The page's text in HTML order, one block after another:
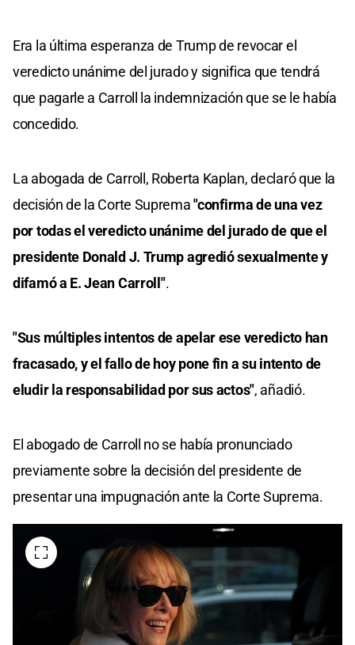
Era la última esperanza de Trump de revocar el
veredicto unánime del jurado y significa que tendrá
que pagarle a Carroll la indemnización que se le había
concedido.
La abogada de Carroll, Roberta Kaplan, declaró que la
decisión de la Corte Suprema"confirma de una vez
por todas el veredicto unánime del jurado de que el
presidente Donald J. Trump agredió sexualmente y
difamó a E. Jean Carroll".
"Sus múltiples intentos de apelar ese veredicto han
fracasado, y el fallo de hoy pone fin a su intento de
eludir la responsabilidad por sus actos", añadió.
El abogado de Carroll no se había pronunciado
previamente sobre la decisión del presidente de
presentar una impugnación ante la Corte Suprema.